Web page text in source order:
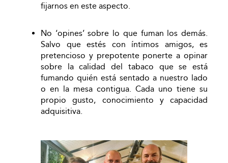
fijarnos en este aspecto.
No ‘opines’ sobre lo que fuman los demás.
Salvo que estés con íntimos amigos, es
pretencioso y prepotente ponerte a opinar
sobre la calidad del tabaco que se está
fumando quién está sentado a nuestro lado
o en la mesa contigua. Cada uno tiene su
propio gusto, conocimiento y capacidad
adquisitiva.